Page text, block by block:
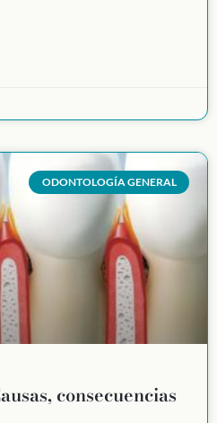
ODONTOLOGÍA GENERAL
consecuencias